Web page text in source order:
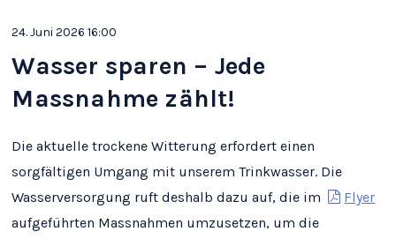
Wasser sparen – Jede
Massnahme zählt!
24. Juni 2026 16:00
Die aktuelle trockene Witterung erfordert einen
sorgfältigen Umgang mit unserem Trinkwasser. Die
Wasserversorgung ruft deshalb dazu auf, die im
Flyer
aufgeführten Massnahmen umzusetzen, um die